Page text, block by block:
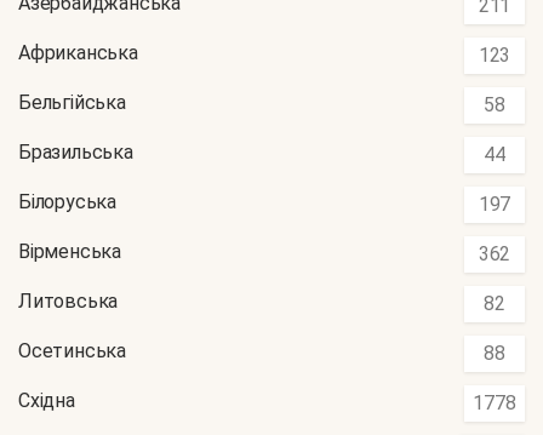
211
Африканська 123
Бельгійська 58
Бразильська 44
Білоруська 197
Вірменська 362
Литовська 82
Осетинська 88
Східна 1778